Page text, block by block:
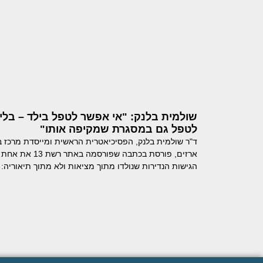
שולמית בלנק: "אי אפשר לטפל בילד – בלי
לטפל גם במסגרת שמקיפה אותו"
ד"ר שולמית בלנק, הפסיכיאטרית הראשית ומייסדת מרכז
ארזים, פורסת בכתבה שפורסמה באתר רשת 13 את אחת
הגישות הנדירות שנולדו מתוך מציאות ולא מתוך תיאוריה: